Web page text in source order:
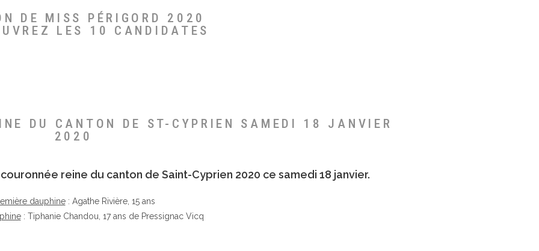
DE MISS PÉRIGORD 2020
LES 10 CANDIDATES
DU CANTON DE ST-CYPRIEN SAMEDI 18 JANVIER
2020
couronnée reine du canton de Saint-Cyprien 2020 ce samedi 18 janvier.
dauphine: Agathe Rivière, 15 ans
: Tiphanie Chandou, 17 ans de Pressignac Vicq